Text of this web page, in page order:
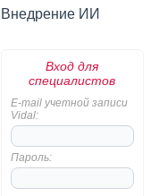
Внедрение ИИ
Вход для
специалистов
E-mail учетной записи
Vidal:
Пароль: